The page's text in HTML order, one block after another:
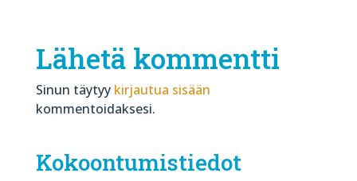
Lähetä kommentti
Sinun täytyy kirjautua sisään
kommentoidaksesi.
Kokoontumistiedot